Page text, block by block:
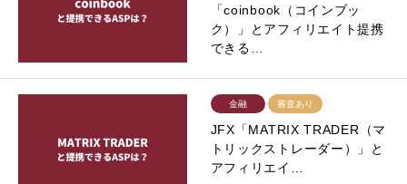
「coinbook（コインブッ
ク）」とアフィリエイト提携
できる…
金融 審査あり
JFX「MATRIX TRADER（マ
トリックストレーダー）」と
アフィリエイ…